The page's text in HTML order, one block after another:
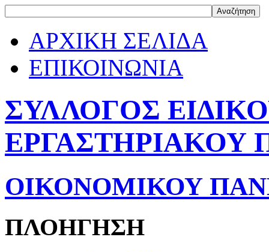
ΑΡΧΙΚΗ ΣΕΛΙΔΑ
ΕΠΙΚΟΙΝΩΝΙΑ
ΣΥΛΛΟΓΟΣ
ΕΡΓΑΣΤΗΡΙΑΚΟΥ
ΟΙΚΟΝΟΜΙΚΟΥ
ΠΛΟΗΓΗΣΗ